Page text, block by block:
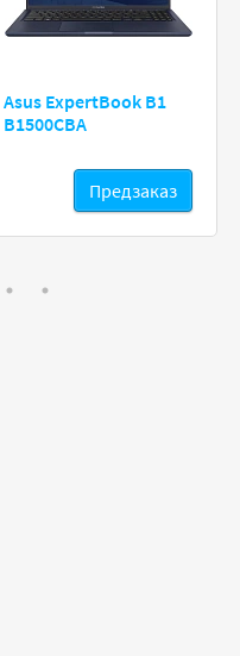
Asus ExpertBook B1
B1500CBA
Предзаказ